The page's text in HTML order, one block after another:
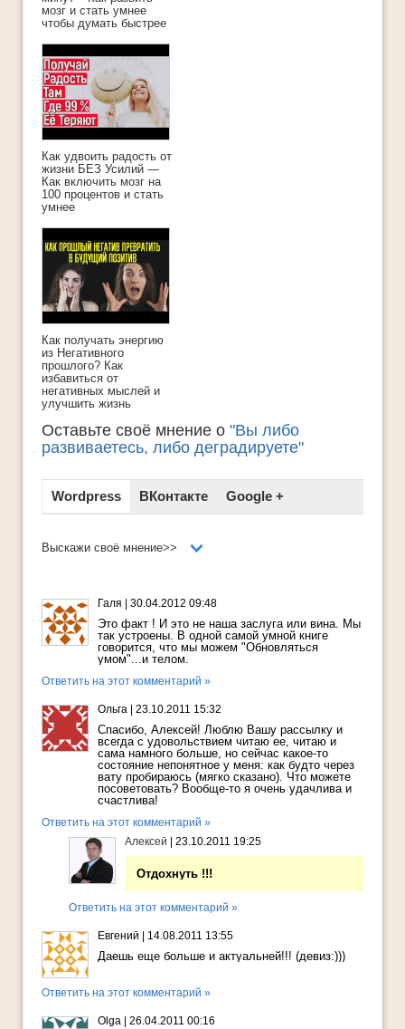
мозг и стать умнее
чтобы думать быстрее
Как удвоить радость от
жизни БЕЗ Усилий —
Как включить мозг на
100 процентов и стать
умнее
Как получать энергию
из Негативного
прошлого? Как
избавиться от
негативных мыслей и
улучшить жизнь
Оставьте своё мнение о "Вы либо
развиваетесь, либо деградируете"
Wordpress ВКонтакте Google +
Выскажи своё мнение>>
Галя 30.04.2012 09:48
Это факт ! И это не наша заслуга или вина. Мы
так устроены. В одной самой умной книге
говорится, что мы можем "Обновляться
умом"...и телом.
Ответить на этот комментарий »
Ольга 23.10.2011 15:32
Спасибо, Алексей! Люблю Вашу рассылку и
всегда с удовольствием читаю ее, читаю и
сама намного больше, но сейчас какое-то
состояние непонятное у меня: как будто через
вату пробираюсь (мягко сказано). Что можете
посоветовать? Вообще-то я очень удачлива и
счастлива!
Ответить на этот комментарий »
Алексей
23.10.2011 19:25
Отдохнуть !!!
Ответить на этот комментарий »
Евгений 14.08.2011 13:55
Даешь еще больше и актуальней!!! (девиз:)))
Ответить на этот комментарий »
Olga 26.04.2011 00:16